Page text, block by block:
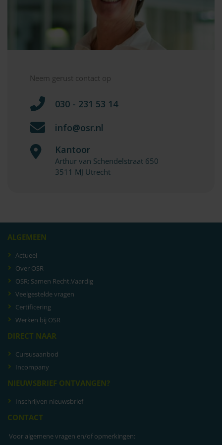
Neem gerust contact op
030 - 231 53 14
info@osr.nl
Kantoor
Arthur van Schendelstraat 650
3511 MJ Utrecht
ALGEMEEN
Actueel
Over OSR
OSR: Samen Recht.Vaardig
Veelgestelde vragen
Certificering
Werken bij OSR
DIRECT NAAR
Cursusaanbod
Incompany
NIEUWSBRIEF ONTVANGEN?
Inschrijven nieuwsbrief
CONTACT
Voor algemene vragen en/of opmerkingen: